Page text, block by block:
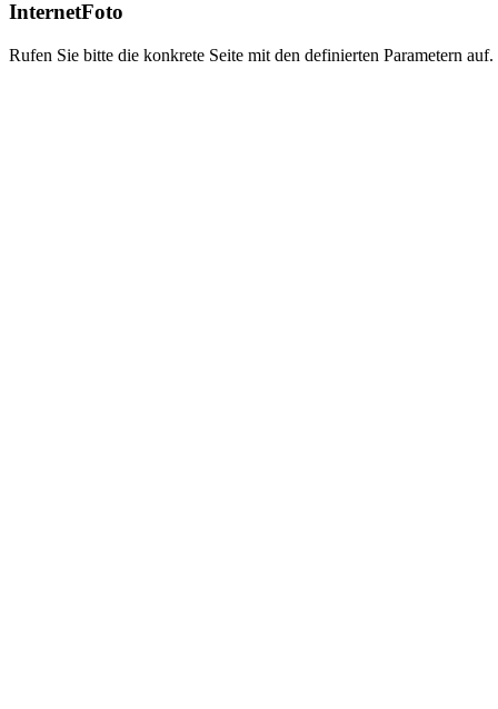
InternetFoto
Rufen Sie bitte die konkrete Seite mit den definierten Parametern auf.